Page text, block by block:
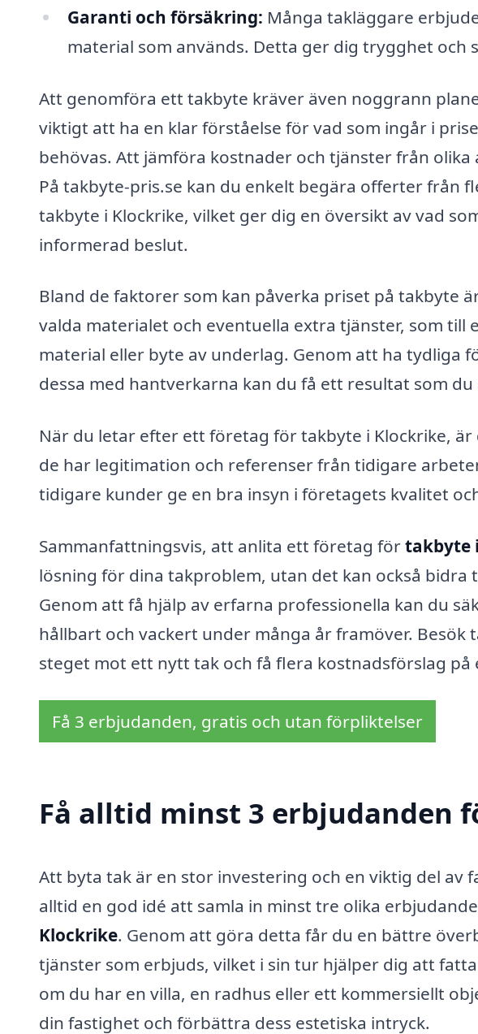
Garanti och försäkring: Många takläggare
material som används. Detta ger dig trygghet och
Att genomföra ett takbyte kräver även noggrann
viktigt att ha en klar förståelse för vad som ingår i
behövas. Att jämföra kostnader och tjänster från
På takbyte-pris.se kan du enkelt begära offerter från
takbyte i Klockrike, vilket ger dig en översikt av vad
informerad beslut.
Bland de faktorer som kan påverka priset på takbyte
valda materialet och eventuella extra tjänster, som till
material eller byte av underlag. Genom att ha tydliga
dessa med hantverkarna kan du få ett resultat som du
När du letar efter ett företag för takbyte i Klockrike,
de har legitimation och referenser från tidigare
tidigare kunder ge en bra insyn i företagets kvalitet
Sammanfattningsvis, att anlita ett företag förtakbyte
lösning för dina takproblem, utan det kan också
Genom att få hjälp av erfarna professionella kan du
hållbart och vackert under många år framöver.
steget mot ett nytt tak och få flera kostnadsförslag på
Få 3 erbjudanden, gratis och utan förpliktelser
Få alltid minst 3 erbjudanden
Att byta tak är en stor investering och en viktig del av
alltid en god idé att samla in minst tre olika
Klockrike. Genom att göra detta får du en bättre
tjänster som erbjuds, vilket i sin tur hjälper dig att
om du har en villa, en radhus eller ett kommersiellt
din fastighet och förbättra dess estetiska intryck.